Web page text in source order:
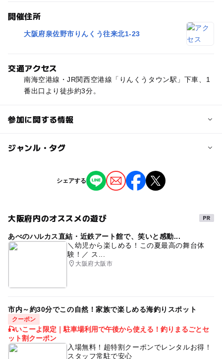
開催住所
大阪府泉佐野市りんくう往来北1-23
交通アクセス
南海空港線・JR関西空港線「りんくうタウン駅」下車、1
番出口より徒歩約3分。
参加に関する情報
対象年齢
ジャンル・タグ
シェアする
大阪府内のオススメの遊び
あべのハルカス直結・近鉄アート館で、笑いと感動...
＼幼児から楽しめる！この夏最高の舞台体
験！／ ス...
大阪府大阪市
市内～約30分でこの自然！家族で楽しめる海釣りスポット
クーポン
🎣いこーよ限定｜駐車場利用で午後から使える！釣りまるごとセ
ット割クーポン
入場無料！超特割クーポンでレンタルお得！
スタッフ常駐で安心